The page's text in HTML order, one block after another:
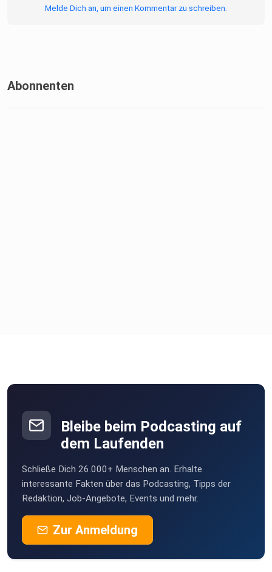
Melde Dich an, um einen Kommentar zu schreiben.
Abonnenten
Bleibe beim Podcasting auf
dem Laufenden
Schließe Dich 26.000+ Menschen an. Erhalte
interessante Fakten über das Podcasting, Tipps der
Redaktion, Job-Angebote, Events und mehr.
Zur Anmeldung